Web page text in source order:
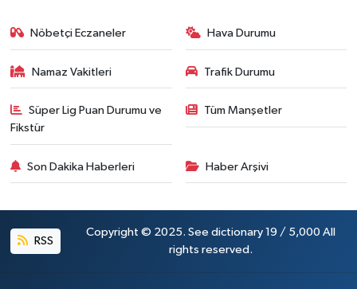
Nöbetçi Eczaneler Hava Durumu
Namaz Vakitleri Trafik Durumu
Süper Lig Puan Durumu ve
Fikstür
Tüm Manşetler
Son Dakika Haberleri Haber Arşivi
RSS
Copyright © 2025. See dictionary 19 / 5,000 All
rights reserved.